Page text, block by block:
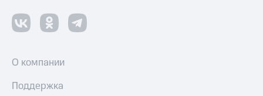
О компании
Поддержка